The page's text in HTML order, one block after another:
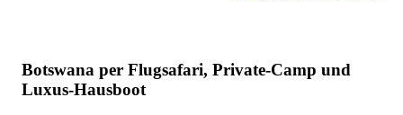
Botswana per Flugsafari, Private-Camp und
Luxus-Hausboot